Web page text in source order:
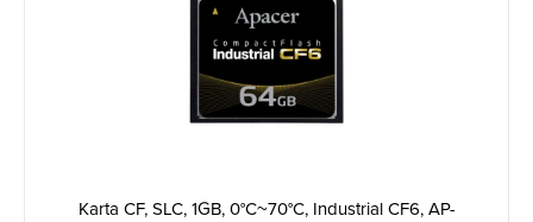
Karta CF, SLC, 1GB, 0°C~70°C, Industrial CF6, AP-